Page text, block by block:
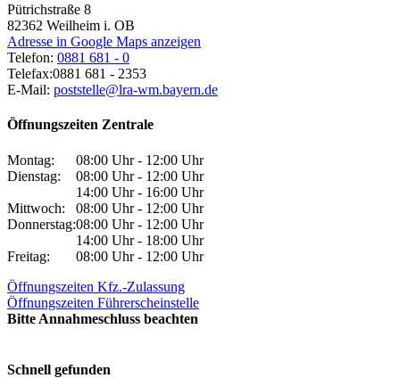
Pütrichstraße 8
82362 Weilheim i. OB
Adresse in Google Maps anzeigen
Telefon: 0881 681 - 0
Telefax:0881 681 - 2353
E-Mail: poststelle@lra-wm.bayern.de
Öffnungszeiten Zentrale
Montag:
08:00 Uhr - 12:00 Uhr
Dienstag:
08:00 Uhr - 12:00 Uhr
14:00 Uhr - 16:00 Uhr
Mittwoch:
08:00 Uhr - 12:00 Uhr
Donnerstag:08:00 Uhr - 12:00 Uhr
14:00 Uhr - 18:00 Uhr
Freitag:
08:00 Uhr - 12:00 Uhr
Öffnungszeiten Kfz.-Zulassung
Öffnungszeiten Führerscheinstelle
Bitte Annahmeschluss beachten
Schnell gefunden